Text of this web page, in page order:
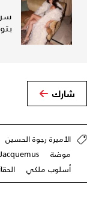
سر
شارك
الأميرة رجوة الحسين
موضة
Jacquemus
أسلوب ملكي